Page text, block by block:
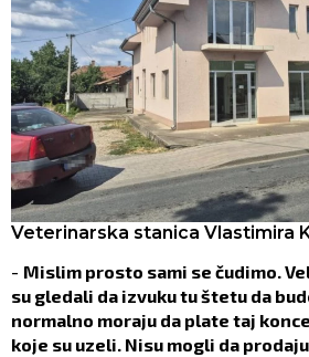
Veterinarska stanica Vlastimira
- Mislim prosto sami se čudimo.
su gledali da izvuku tu štetu da
normalno moraju da plate taj
koje su uzeli. Nisu mogli da